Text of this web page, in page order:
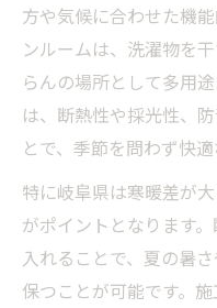
方や気候に合わせた機
ンルームは、洗濯物を
らんの場所として多用
は、断熱性や採光性、
とで、季節を問わず快
特に岐阜県は寒暖差が
がポイントとなります
入れることで、夏の暑
保つことが可能です。